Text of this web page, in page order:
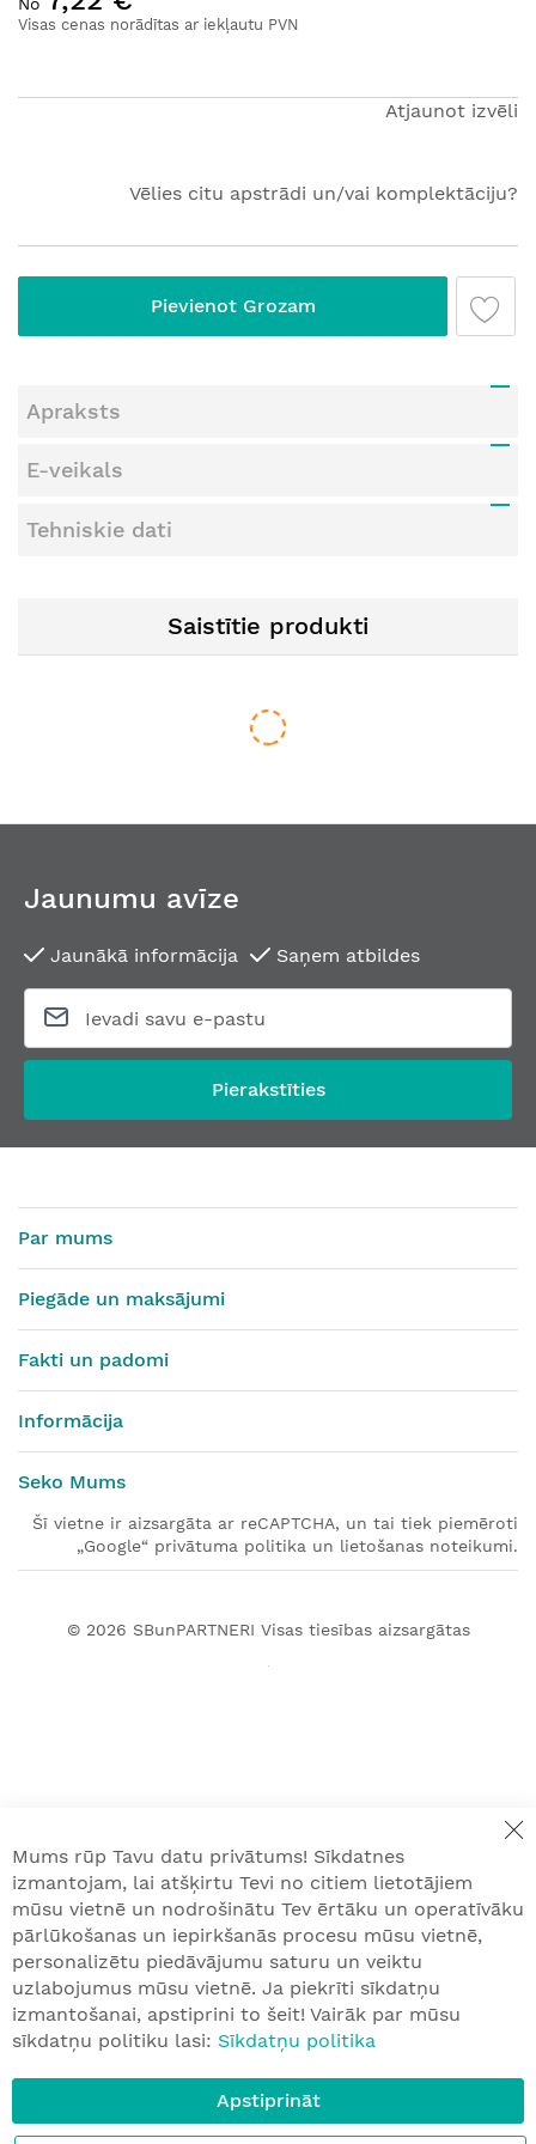
galerijas
Visas cenas norādītas ar iekļautu PVN
Atjaunot izvēli
Vēlies citu apstrādi un/vai komplektāciju?
Pievienot Grozam
Apraksts
E-veikals
Tehniskie dati
Saistītie produkti
Regulējams eņģu komplekts ārdurvīm ar caurejošu falces
No 97,07 €
Jaunumu avīze
Jaunākā informācija Saņem atbildes
Pierakstīties
Par mums
Piegāde un maksājumi
Fakti un padomi
Informācija
Seko Mums
Šī vietne ir aizsargāta ar reCAPTCHA, un tai tiek piemēroti
„Google“ privātuma politika un lietošanas noteikumi.
© 2026 SBunPARTNERI Visas tiesības aizsargātas
Mums rūp Tavu datu privātums! Sīkdatnes
izmantojam, lai atšķirtu Tevi no citiem lietotājiem
mūsu vietnē un nodrošinātu Tev ērtāku un operatīvāku
pārlūkošanas un iepirkšanās procesu mūsu vietnē,
personalizētu piedāvājumu saturu un veiktu
uzlabojumus mūsu vietnē. Ja piekrīti sīkdatņu
izmantošanai, apstiprini to šeit! Vairāk par mūsu
sīkdatņu politiku lasi: Sīkdatņu politika
Apstiprināt